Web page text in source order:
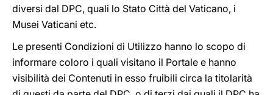
diversi dal DPC, quali lo Stato Città del Vaticano, i
Musei Vaticani etc.
Le presenti Condizioni di Utilizzo hanno lo scopo di
informare coloro i quali visitano il Portale e hanno
visibilità dei Contenuti in esso fruibili circa la titolarità